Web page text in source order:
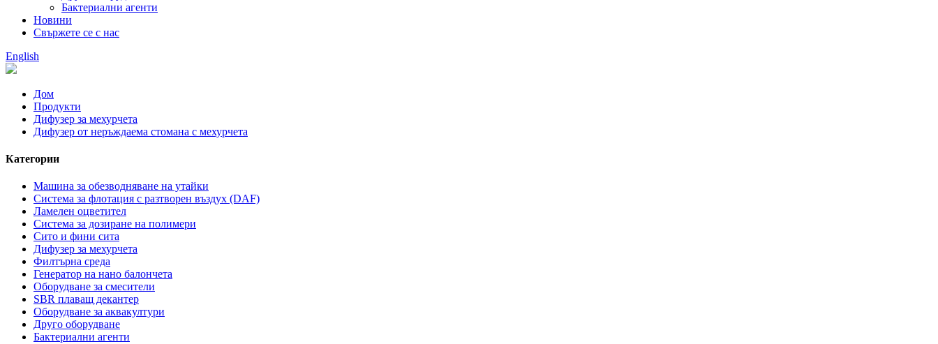
Бактериални агенти
Новини
Свържете се с нас
English
Дом
Продукти
Дифузер за мехурчета
Дифузер от неръждаема стомана с мехурчета
Категории
Машина за обезводняване на утайки
Система за флотация с разтворен въздух (DAF)
Ламелен оцветител
Система за дозиране на полимери
Сито и фини сита
Дифузер за мехурчета
Филтърна среда
Генератор на нано балончета
Оборудване за смесители
SBR плаващ декантер
Оборудване за аквакултури
Друго оборудване
Бактериални агенти